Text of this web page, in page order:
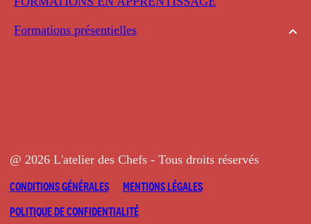
Formations présentielles
@ 2026 L'atelier des Chefs - Tous droits réservés
CONDITIONS GÉNÉRALES
MENTIONS LÉGALES
POLITIQUE DE CONFIDENTIALITÉ